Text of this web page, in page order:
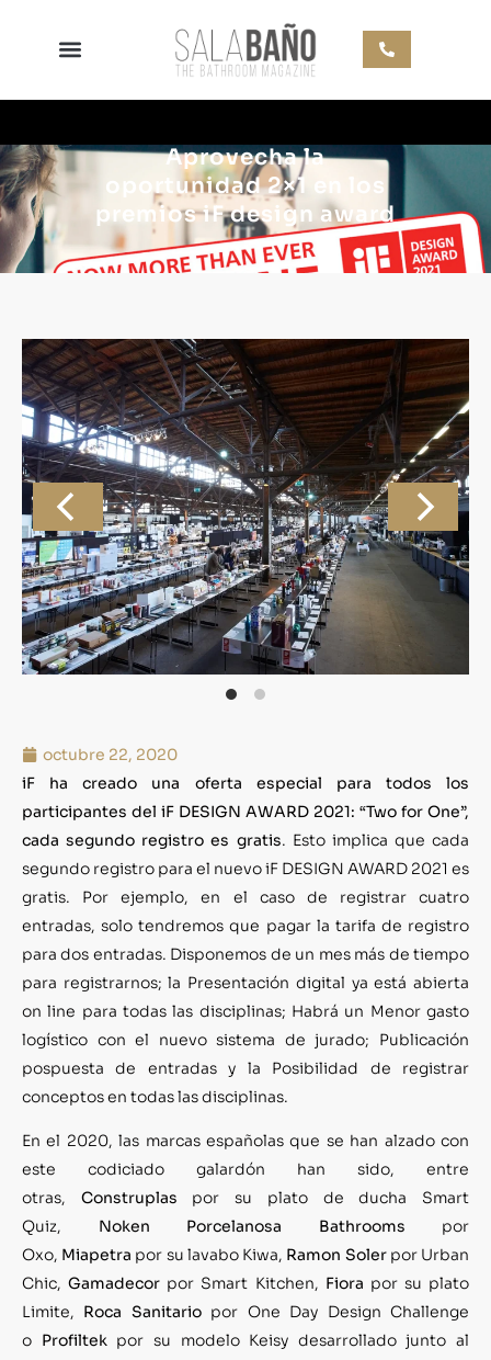
Aprovecha la
oportunidad 2×1 en los
premios iF design award
octubre 22, 2020
iF ha creado una oferta especial para todos los
participantes del iF DESIGN AWARD 2021: “Two for One”,
cada segundo registro es gratis. Esto implica que cada
segundo registro para el nuevo iF DESIGN AWARD 2021 es
gratis. Por ejemplo, en el caso de registrar cuatro
entradas, solo tendremos que pagar la tarifa de registro
para dos entradas. Disponemos de un mes más de tiempo
para registrarnos; la Presentación digital ya está abierta
on line para todas las disciplinas; Habrá un Menor gasto
logístico con el nuevo sistema de jurado; Publicación
pospuesta de entradas y la Posibilidad de registrar
conceptos en todas las disciplinas.
En el 2020, las marcas españolas que se han alzado con
este codiciado galardón han sido, entre
otras, Construplas por su plato de ducha Smart
Quiz, Noken Porcelanosa Bathrooms por
Oxo, Miapetra por su lavabo Kiwa, Ramon Solerpor Urban
Chic,Gamadecor por Smart Kitchen, Fiora por su plato
Limite, Roca Sanitariopor One Day Design Challenge
o Profiltekpor su modelo Keisy desarrollado junto al